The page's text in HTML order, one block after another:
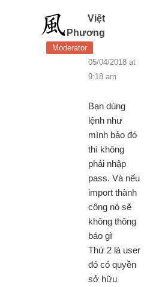
Việt
Phương
Moderator
05/04/2018 at
9:18 am
Bạn dùng
lệnh như
mình bảo đó
thì không
phải nhập
pass. Và nếu
import thành
công nó sẽ
không thông
báo gì
Thứ 2 là user
đó có quyền
sở hữu